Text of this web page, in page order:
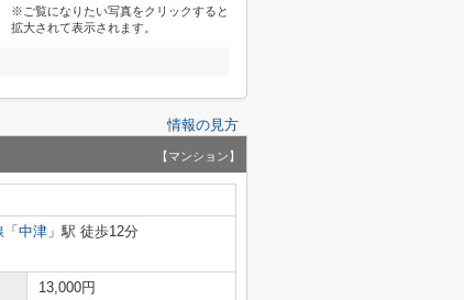
※ご覧になりたい写真をクリックすると
拡大されて表示されます。
情報の見方
【マンション】
「 中津 」駅 徒歩12分
13,000円